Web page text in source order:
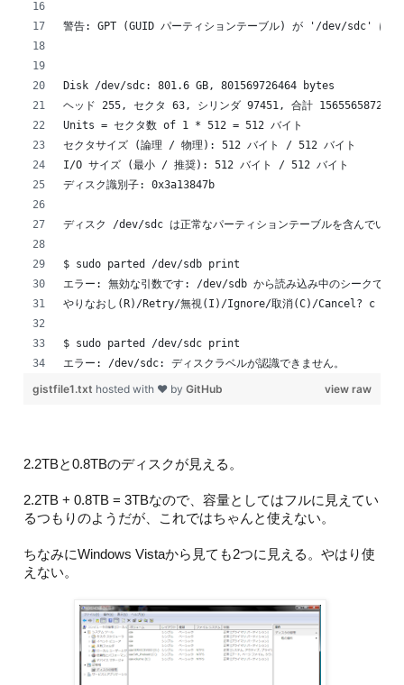
警告: GPT (GUID パーティションテーブル) が '/dev/sdc' に検
Disk /dev/sdc: 801.6 GB, 801569726464 bytes
ヘッド 255, セクタ 63, シリンダ 97451, 合計 1565565872 セ
Units = セクタ数 of 1 * 512 = 512 バイト
セクタサイズ (論理 / 物理): 512 バイト / 512 バイト
I/O サイズ (最小 / 推奨): 512 バイト / 512 バイト
ディスク識別子: 0x3a13847b
ディスク /dev/sdc は正常なパーティションテーブルを含んでいま
$ sudo parted /dev/sdb print
エラー: 無効な引数です: /dev/sdb から読み込み中のシークでエラ
やりなおし(R)/Retry/無視(I)/Ignore/取消(C)/Cancel? c
$ sudo parted /dev/sdc print
エラー: /dev/sdc: ディスクラベルが認識できません。
view raw
gistfile1.txt hosted with ❤ by GitHub
2.2TBと0.8TBのディスクが見える。
2.2TB + 0.8TB = 3TBなので、容量としてはフルに見えてい
るつもりのようだが、これではちゃんと使えない。
ちなみにWindows Vistaから見ても2つに見える。やはり使
えない。